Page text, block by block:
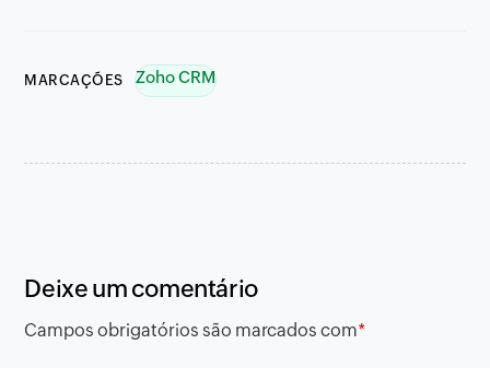
MARCAÇÕES Zoho CRM
Deixe um comentário
Campos obrigatórios são marcados com*